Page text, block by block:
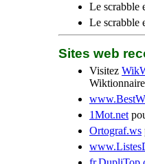
Le scrabble
Le scrabble
Sites web
Visitez
1Mot.net
Ortograf.ws